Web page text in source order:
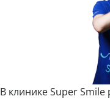
В клинике Super